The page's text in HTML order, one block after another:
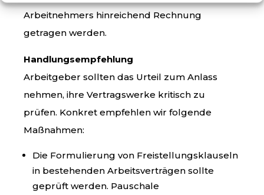
Arbeitnehmers hinreichend Rechnung
getragen werden.
Handlungsempfehlung
Arbeitgeber sollten das Urteil zum Anlass
nehmen, ihre Vertragswerke kritisch zu
prüfen. Konkret empfehlen wir folgende
Maßnahmen:
Die Formulierung von Freistellungsklauseln
in bestehenden Arbeitsverträgen sollte
geprüft werden. Pauschale